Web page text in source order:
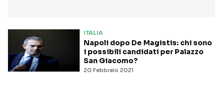
ITALIA
20 Febbraio 2021
Napoli dopo De Magistis: chi sono
i possibili candidati per Palazzo
San Giacomo?